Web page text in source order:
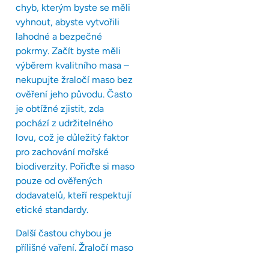
chyb, kterým byste se měli
vyhnout, abyste vytvořili
lahodné a bezpečné
pokrmy. Začít byste měli
výběrem kvalitního masa –
nekupujte žraločí maso bez
ověření jeho původu. Často
je obtížné zjistit, zda
pochází z udržitelného
lovu, což je důležitý faktor
pro zachování mořské
biodiverzity. Pořiďte si maso
pouze od ověřených
dodavatelů, kteří respektují
etické standardy.
Další častou chybou je
přílišné vaření. Žraločí maso